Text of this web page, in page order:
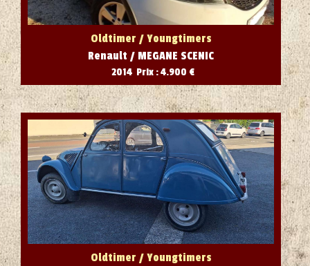
Oldtimer / Youngtimers
Renault / MEGANE SCENIC
2014 Prix : 4.900 €
Oldtimer / Youngtimers